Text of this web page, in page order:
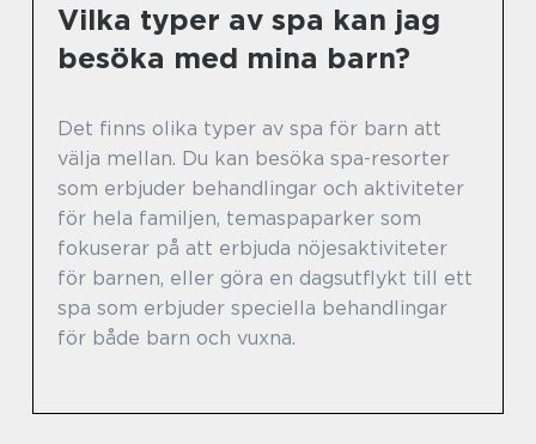
Vilka typer av spa kan jag
besöka med mina barn?
Det finns olika typer av spa för barn att
välja mellan. Du kan besöka spa-resorter
som erbjuder behandlingar och aktiviteter
för hela familjen, temaspaparker som
fokuserar på att erbjuda nöjesaktiviteter
för barnen, eller göra en dagsutflykt till ett
spa som erbjuder speciella behandlingar
för både barn och vuxna.